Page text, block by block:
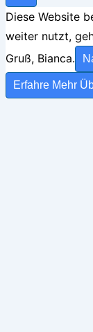
Diese Website
weiter nutzt,
Gruß, Bianca.
Erfahre Mehr